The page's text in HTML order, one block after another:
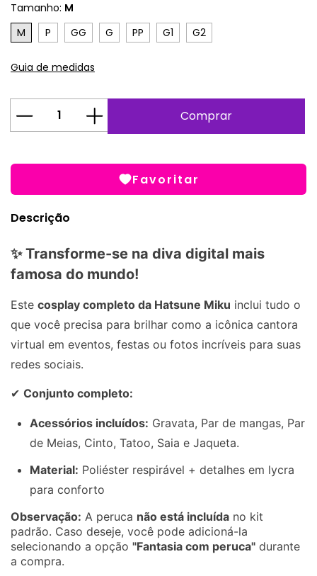
Tamanho: M
M
P GG G PP G1 G2
Guia de medidas
Favoritar
Descrição
✨ Transforme-se na diva digital mais
famosa do mundo!
Este cosplay completo da Hatsune Miku inclui tudo o
que você precisa para brilhar como a icônica cantora
virtual em eventos, festas ou fotos incríveis para suas
redes sociais.
✔ Conjunto completo:
Acessórios incluídos: Gravata, Par de mangas, Par
de Meias, Cinto, Tatoo, Saia e Jaqueta.
Material: Poliéster respirável + detalhes em lycra
para conforto
Observação: A peruca não está incluída no kit
padrão. Caso deseje, você pode adicioná-la
selecionando a opção "Fantasia com peruca" durante
a compra.